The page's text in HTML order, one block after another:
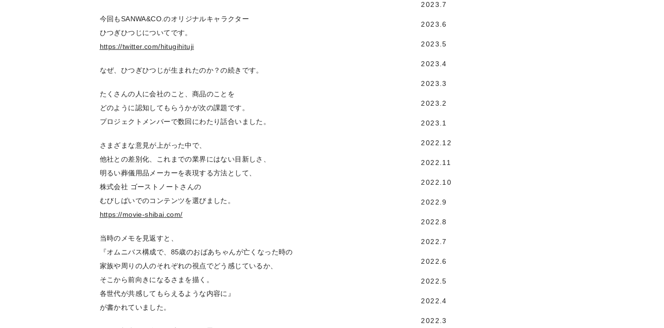
今回もSANWA&CO.のオリジナルキャラクター
ひつぎひつじについてです。
https://twitter.com/hitugihituji
なぜ、ひつぎひつじが生まれたのか？の続きです。
たくさんの人に会社のこと、商品のことを
どのように認知してもらうかが次の課題です。
プロジェクトメンバーで数回にわたり話合いました。
さまざまな意見が上がった中で、
他社との差別化、これまでの業界にはない目新しさ、
明るい葬儀用品メーカーを表現する方法として、
株式会社 ゴーストノートさんの
むびしばいでのコンテンツを選びました。
https://movie-shibai.com/
当時のメモを見返すと、
『オムニバス構成で、85歳のおばあちゃんが亡くなった時の
家族や周りの人のそれぞれの視点でどう感じているか、
そこから前向きになるさまを描く。
各世代が共感してもらえるような内容に』
が書かれていました。
2023.7
2023.6
2023.5
2023.4
2023.3
2023.2
2023.1
2022.12
2022.11
2022.10
2022.9
2022.8
2022.7
2022.6
2022.5
2022.4
2022.3